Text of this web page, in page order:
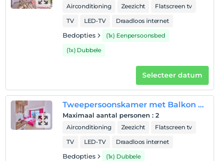
Airconditioning Zeezicht
Flatscreen tv
TV
LED-TV Draadloos internet
Bedopties
(1x) Eenpersoonsbed
(1x) Dubbele
Selecteer datum
Tweepersoonskamer met Balkon en Uitzicht op Zee
Maximaal aantal personen : 2
Airconditioning Zeezicht
Flatscreen tv
TV
LED-TV Draadloos internet
Bedopties (1x) Dubbele